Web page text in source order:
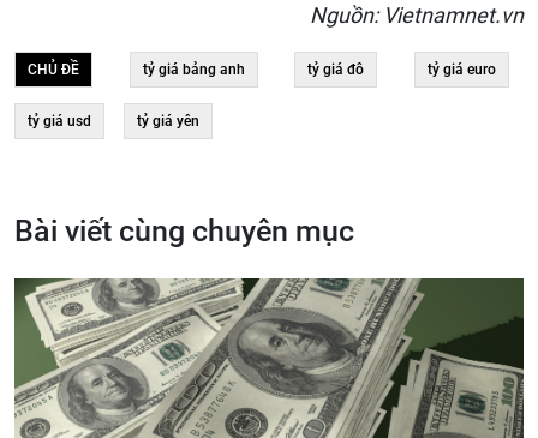
Nguồn: Vietnamnet.vn
CHỦ ĐỀ tỷ giá bảng anh tỷ giá đô tỷ giá euro
tỷ giá usd tỷ giá yên
Bài viết cùng chuyên mục